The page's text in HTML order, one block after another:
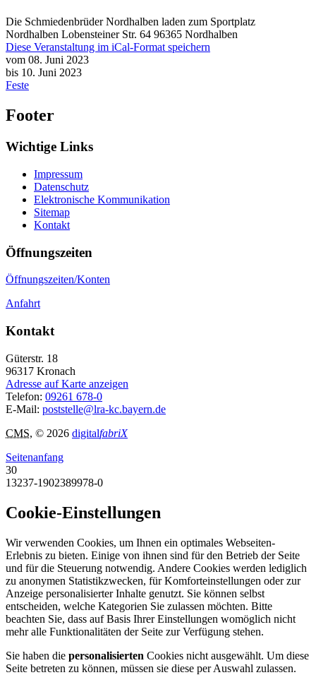
Die Schmiedenbrüder Nordhalben laden zum Sportplatz
Nordhalben Lobensteiner Str. 64 96365 Nordhalben
Diese Veranstaltung im iCal-Format speichern
vom 08. Juni 2023
bis 10. Juni 2023
Feste
Footer
Wichtige Links
Impressum
Datenschutz
Elektronische Kommunikation
Sitemap
Kontakt
Öffnungszeiten
Öffnungszeiten/Konten
Anfahrt
Kontakt
Güterstr. 18
96317 Kronach
Adresse auf Karte anzeigen
Telefon: 09261 678-0
E-Mail: poststelle@lra-kc.bayern.de
CMS, © 2026 digitalfabriX
Seitenanfang
30
13237-1902389978-0
Cookie-Einstellungen
Wir verwenden Cookies, um Ihnen ein optimales Webseiten-
Erlebnis zu bieten. Einige von ihnen sind für den Betrieb der Seite
und für die Steuerung notwendig. Andere Cookies werden lediglich
zu anonymen Statistikzwecken, für Komforteinstellungen oder zur
Anzeige personalisierter Inhalte genutzt. Sie können selbst
entscheiden, welche Kategorien Sie zulassen möchten. Bitte
beachten Sie, dass auf Basis Ihrer Einstellungen womöglich nicht
mehr alle Funktionalitäten der Seite zur Verfügung stehen.
Sie haben die personalisierten Cookies nicht ausgewählt. Um diese
Seite betreten zu können, müssen sie diese per Auswahl zulassen.